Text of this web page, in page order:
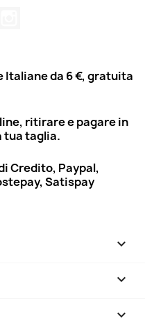
Italiane da 6 €, gratuita
ritirare e pagare in
tua taglia.
Credito, Paypal,
Satispay


